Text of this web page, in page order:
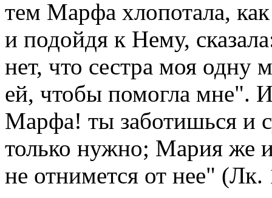
тем Марфа хлопотала,
и подойдя к Нему,
нет, что сестра моя одну
ей, чтобы помогла мне".
Марфа! ты заботишься и
только нужно; Мария же
не отнимется от нее"